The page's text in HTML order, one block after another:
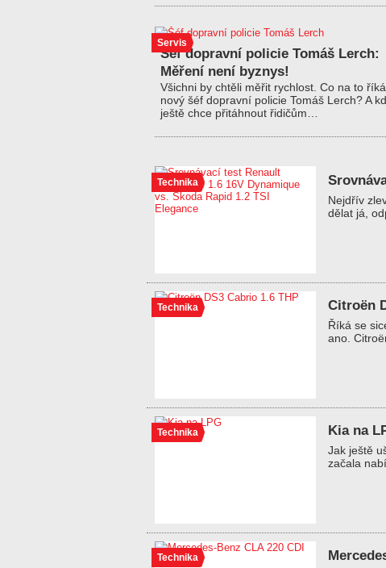
Servis
Šéf dopravní policie Tomáš Lerch:
Měření není byznys!
Všichni by chtěli měřit rychlost. Co na to říká
nový šéf dopravní policie Tomáš Lerch? A
ještě chce přitáhnout řidičům…
Technika
Nejdřív
dělat já,
Technika Citroën
Říká se
ano.
Technika Kia na
Jak ještě
začala
Technika